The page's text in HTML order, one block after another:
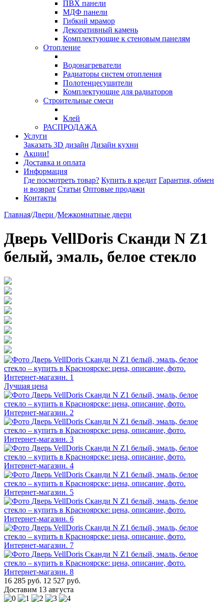
ПВХ панели
МДФ панели
Гибкий мрамор
Декоративный камень
Комплектующие к стеновым панелям
Отопление
Водонагреватели
Радиаторы систем отопления
Полотенцесушители
Комплектующие для радиаторов
Строительные смеси
Клей
РАСПРОДАЖА
Услуги
Заказать 3D дизайн Дизайн кухни
Акции!
Доставка и оплата
Информация
Где посмотреть товар? Купить в кредит Гарантия, обмен
и возврат Статьи Оптовые продажи
Контакты
Главная/Двери /Межкомнатные двери
Дверь VellDoris Сканди N Z1
белый, эмаль, белое стекло
Лучшая цена
16 285 руб. 12 527 руб.
Доставим 13 августа